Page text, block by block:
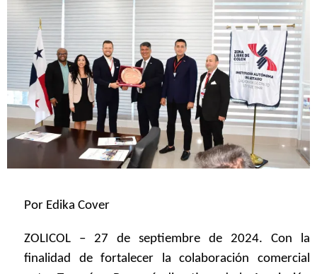
Por Edika Cover
ZOLICOL – 27 de septiembre de 2024. Con la
finalidad de fortalecer la colaboración comercial